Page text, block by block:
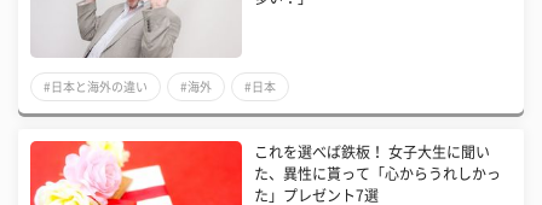
#日本と海外の違い #海外 #日本
これを選べば鉄板！ 女子大生に聞い
た、異性に貰って「心からうれしかっ
た」プレゼント7選